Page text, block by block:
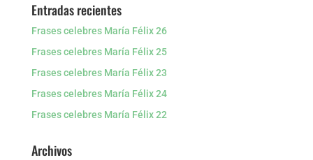
Entradas recientes
Frases celebres María Félix 26
Frases celebres María Félix 25
Frases celebres María Félix 23
Frases celebres María Félix 24
Frases celebres María Félix 22
Archivos